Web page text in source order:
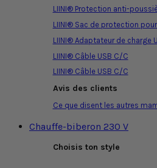
LIINI® Protection anti-
LIINI® Sac de protection
LIINI® Adaptateur de charge
LIINI® Câble USB C/C
LIINI® Câble USB C/C
Avis des clients
Ce que disent les autres
Chauffe-biberon 230 V
Choisis ton style